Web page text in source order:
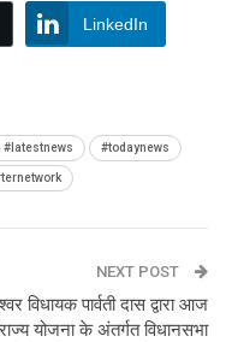
LinkedIn
#latestnews #todaynews
NEXT POST
विधायक पार्वती दास द्वारा आज
राज्य योजना के अंतर्गत विधानसभा